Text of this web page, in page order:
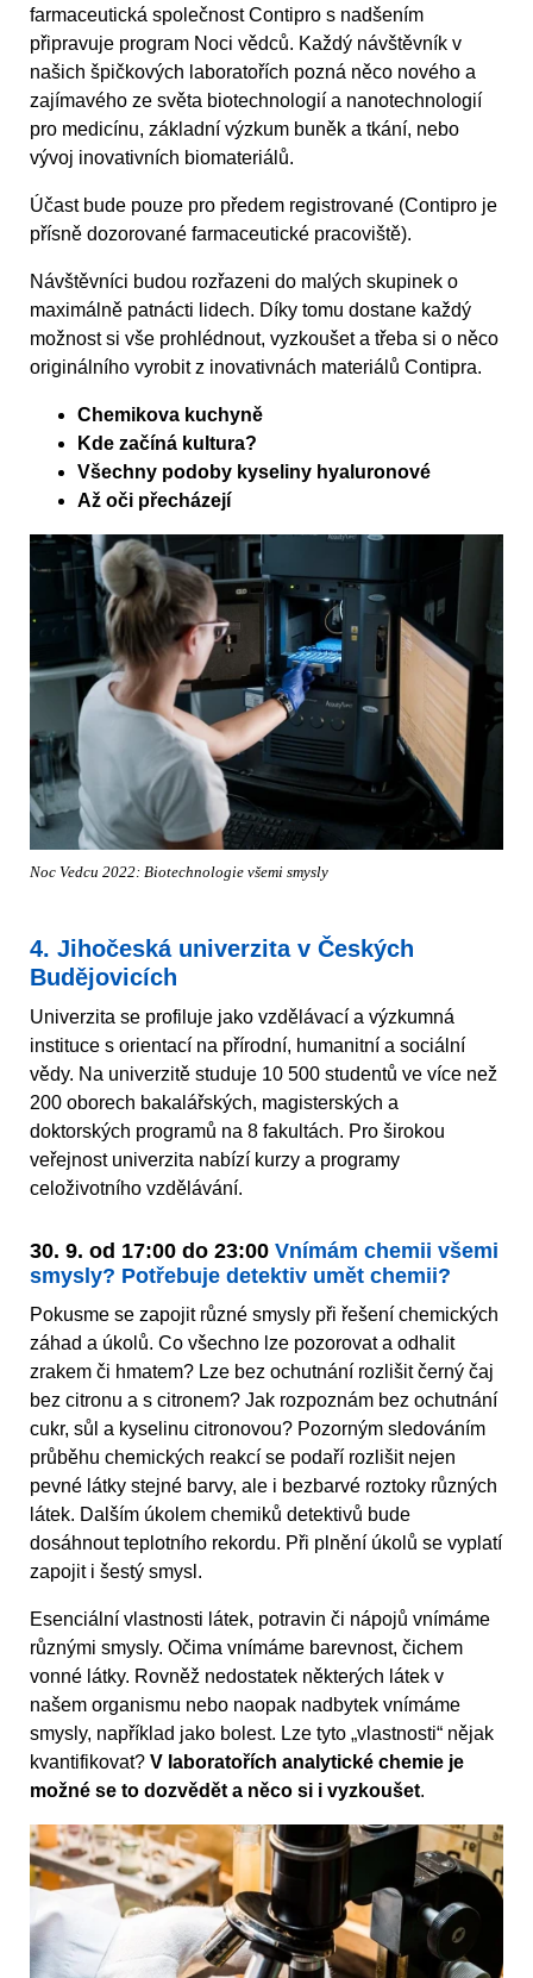
farmaceutická společnost Contipro s nadšením
připravuje program Noci vědců. Každý návštěvník v
našich špičkových laboratořích pozná něco nového a
zajímavého ze světa biotechnologií a nanotechnologií
pro medicínu, základní výzkum buněk a tkání, nebo
vývoj inovativních biomateriálů.
Účast bude pouze pro předem registrované (Contipro je
přísně dozorované farmaceutické pracoviště).
Návštěvníci budou rozřazeni do malých skupinek o
maximálně patnácti lidech. Díky tomu dostane každý
možnost si vše prohlédnout, vyzkoušet a třeba si o něco
originálního vyrobit z inovativnách materiálů Contipra.
Chemikova kuchyně
Kde začíná kultura?
Všechny podoby kyseliny hyaluronové
Až oči přecházejí
Noc Vedcu 2022: Biotechnologie všemi smysly
4. Jihočeská univerzita v Českých
Budějovicích
Univerzita se profiluje jako vzdělávací a výzkumná
instituce s orientací na přírodní, humanitní a sociální
vědy. Na univerzitě studuje 10 500 studentů ve více než
200 oborech bakalářských, magisterských a
doktorských programů na 8 fakultách. Pro širokou
veřejnost univerzita nabízí kurzy a programy
celoživotního vzdělávání.
30. 9. od 17:00 do 23:00 Vnímám chemii všemi
smysly? Potřebuje detektiv umět chemii?
Pokusme se zapojit různé smysly při řešení chemických
záhad a úkolů. Co všechno lze pozorovat a odhalit
zrakem či hmatem? Lze bez ochutnání rozlišit černý čaj
bez citronu a s citronem? Jak rozpoznám bez ochutnání
cukr, sůl a kyselinu citronovou? Pozorným sledováním
průběhu chemických reakcí se podaří rozlišit nejen
pevné látky stejné barvy, ale i bezbarvé roztoky různých
látek. Dalším úkolem chemiků detektivů bude
dosáhnout teplotního rekordu. Při plnění úkolů se vyplatí
zapojit i šestý smysl.
Esenciální vlastnosti látek, potravin či nápojů vnímáme
různými smysly. Očima vnímáme barevnost, čichem
vonné látky. Rovněž nedostatek některých látek v
našem organismu nebo naopak nadbytek vnímáme
smysly, například jako bolest. Lze tyto „vlastnosti“ nějak
kvantifikovat? V laboratořích analytické chemie je
možné se to dozvědět a něco si i vyzkoušet.